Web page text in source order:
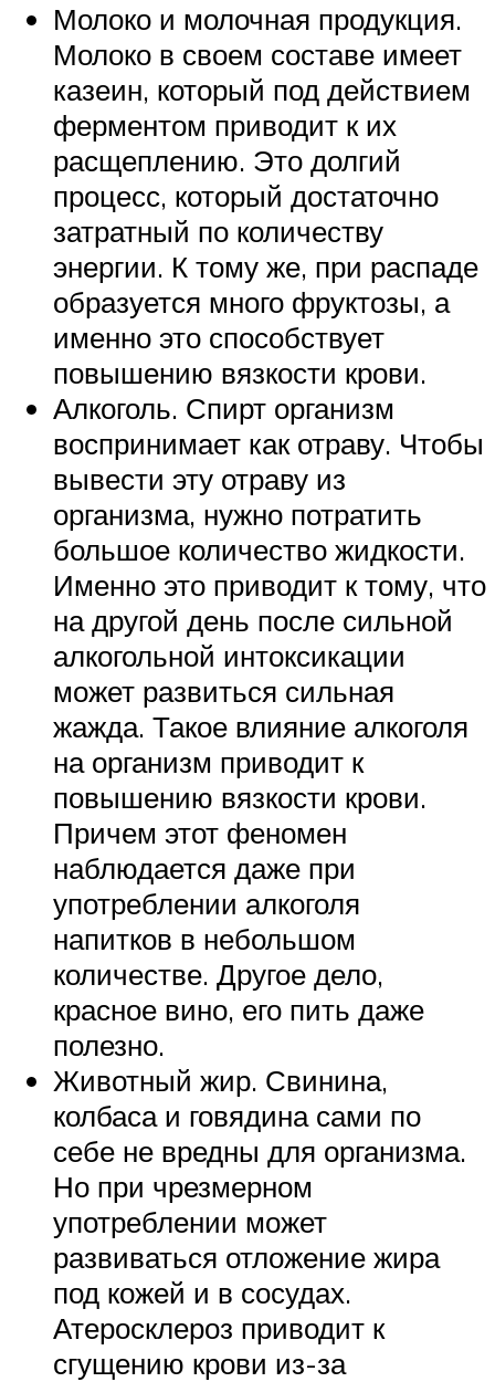
Молоко и молочная продукция.
Молоко в своем составе имеет
казеин, который под действием
ферментом приводит к их
расщеплению. Это долгий
процесс, который достаточно
затратный по количеству
энергии. К тому же, при распаде
образуется много фруктозы, а
именно это способствует
повышению вязкости крови.
Алкоголь. Спирт организм
воспринимает как отраву. Чтобы
вывести эту отраву из
организма, нужно потратить
большое количество жидкости.
Именно это приводит к тому, что
на другой день после сильной
алкогольной интоксикации
может развиться сильная
жажда. Такое влияние алкоголя
на организм приводит к
повышению вязкости крови.
Причем этот феномен
наблюдается даже при
употреблении алкоголя
напитков в небольшом
количестве. Другое дело,
красное вино, его пить даже
полезно.
Животный жир. Свинина,
колбаса и говядина сами по
себе не вредны для организма.
Но при чрезмерном
употреблении может
развиваться отложение жира
под кожей и в сосудах.
Атеросклероз приводит к
сгущению крови из-за